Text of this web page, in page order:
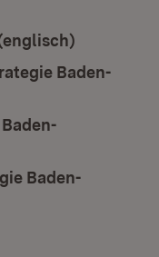
Baden-
Baden-